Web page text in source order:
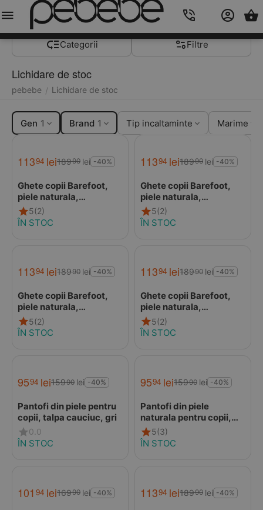
Categorii Filtre
Lichidare de stoc
pebebe / Lichidare de stoc
Gen 1 Brand 1 Tip incaltaminte Marime
11394 lei18990 lei -40%
Ghete copii Barefoot,
piele naturala,
captuseala din blana,
talpa felxibila, maro,
5(2)
ÎN STOC
11394 lei18990 lei -40%
Ghete copii Barefoot,
piele naturala,
captuseala din blana,
talpa felxibila, camel,
5(2)
ÎN STOC
11394 lei18990 lei -40%
Ghete copii Barefoot,
piele naturala,
captuseala din blana,
talpa felxibila, ivoar,
5(2)
ÎN STOC
11394 lei18990 lei -40%
Ghete copii Barefoot,
piele naturala,
captuseala din blana,
talpa felxibila, maro
5(2)
ÎN STOC
9594 lei15990 lei -40%
Pantofi din piele pentru
copii, talpa cauciuc, gri
0.0
ÎN STOC
9594 lei15990 lei -40%
Pantofi din piele
naturala pentru copii,
talpa cauciuc, scai,
Bubu, bleumarin
5(3)
ÎN STOC
101 94 lei16990 lei -40% 11394 lei18990 lei -40%
Meniu Caută Cos